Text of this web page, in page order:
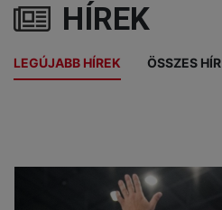
HÍREK
LEGÚJABB HÍREK ÖSSZES HÍR